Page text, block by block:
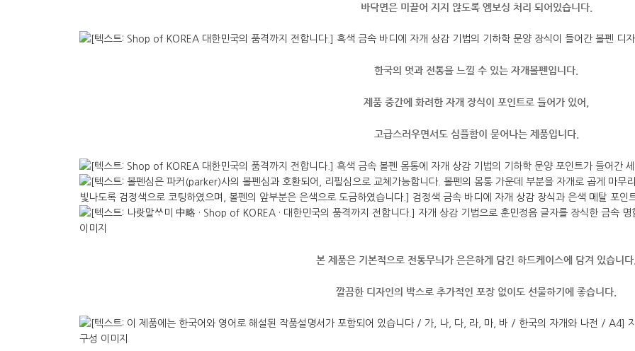
바닥면은 미끌어 지지 않도록 엠보싱 처리 되어있습니다.
한국의 멋과 전통을 느낄 수 있는 자개볼펜입니다.
제품 중간에 화려한 자개 장식이 포인트로 들어가 있어,
고급스러우면서도 심플함이 묻어나는 제품입니다.
본 제품은 기본적으로 전통무늬가 은은하게 담긴 하드케이스에 담겨 있습니
깔끔한 디자인의 박스로 추가적인 포장 없이도 선물하기에 좋습니다.